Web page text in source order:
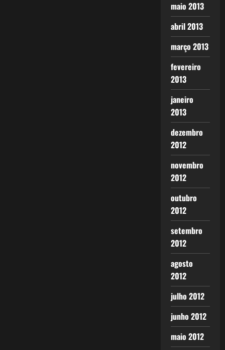
maio 2013
abril 2013
março 2013
fevereiro
2013
janeiro
2013
dezembro
2012
novembro
2012
outubro
2012
setembro
2012
agosto
2012
julho 2012
junho 2012
maio 2012